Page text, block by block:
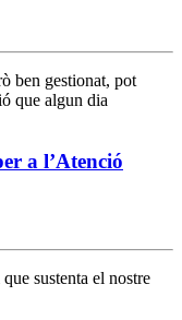
ben gestionat, pot
que algun dia
a l’Atenció
sustenta el nostre